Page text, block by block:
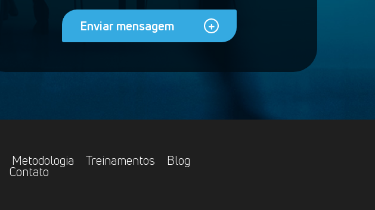
Enviar mensagem
Metodologia Treinamentos Blog
Contato